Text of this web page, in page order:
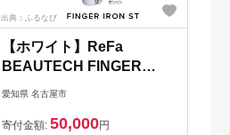
出典：ふるなび
【ホワイト】ReFa
BEAUTECH FINGER
IRON ST アイロン 家電 美
愛知県 名古屋市
寄付金額: 50,000円